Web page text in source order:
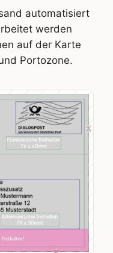
automatisiert
werden
auf der Karte
Portozone.